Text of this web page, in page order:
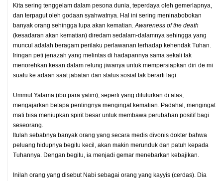
Kita sering tenggelam dalam pesona dunia, teperdaya oleh gemerlapnya,
dan terpagut oleh godaan syahwatnya. Hal ini sering meninabobokan
banyak orang sehingga lupa akan kematian.Awareness of the death
(kesadaran akan kematian) diredam sedalam-dalamnya sehingga yang
muncul adalah beragam perilaku perlawanan terhadap kehendak Tuhan.
Iringan peti jenazah yang melintas di hadapannya sama sekali tak
menorehkan kesan dalam relung jiwanya untuk mempersiapkan diri de mi
suatu ke adaan saat jabatan dan status sosial tak berarti lagi.
Ummul Yatama (ibu para yatim), seperti yang dituturkan di atas,
mengajarkan betapa pentingnya mengingat kematian. Padahal, mengingat
mati bisa meniupkan spirit besar untuk membawa perubahan positif bagi
seseorang.
Itulah sebabnya banyak orang yang secara medis divonis dokter bahwa
peluang hidupnya begitu kecil, akan makin merunduk dan patuh kepada
Tuhannya. Dengan begitu, ia menjadi gemar menebarkan kebajikan.
Inilah orang yang disebut Nabi sebagai orang yang kayyis (cerdas). Dia